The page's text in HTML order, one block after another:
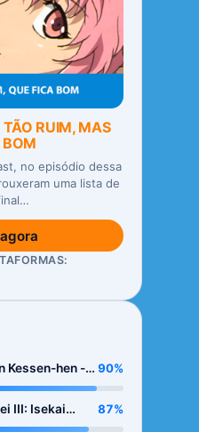
RUIM, MAS
BOM
no episódio dessa
uma lista de
Kessen-hen -
90%
III: Isekai
87%